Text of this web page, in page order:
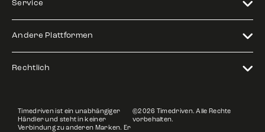
Service
Andere Plattformen
Rechtlich
Timedriven ist ein unabhängiger
Händler und steht in keiner
Verbindung zu anderen Marken. Er
©2026 Timedriven. Alle Rechte
vorbehalten.